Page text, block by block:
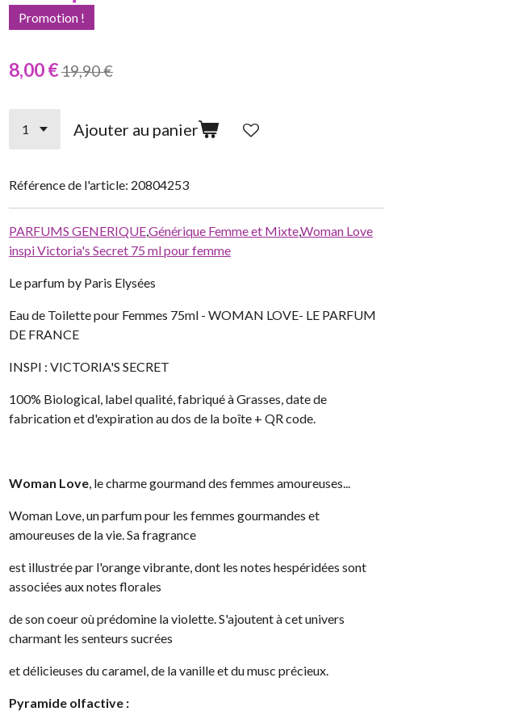
Promotion !
8,00 €19,90 €
Ajouter au panier
Référence de l'article: 20804253
PARFUMS GENERIQUEGénérique Femme et MixteWoman Love
inspi Victoria's Secret 75 ml pour femme
Le parfum by Paris Elysées
Eau de Toilette pour Femmes 75ml - WOMAN LOVE- LE PARFUM
DE FRANCE
INSPI : VICTORIA'S SECRET
100% Biological, label qualité, fabriqué à Grasses, date de
fabrication et d'expiration au dos de la boîte + QR code.
Woman Love , le charme gourmand des femmes amoureuses...
Woman Love, un parfum pour les femmes gourmandes et
amoureuses de la vie. Sa fragrance
est illustrée par l'orange vibrante, dont les notes hespéridées sont
associées aux notes florales
de son coeur où prédomine la violette. S'ajoutent à cet univers
charmant les senteurs sucrées
et délicieuses du caramel, de la vanille et du musc précieux.
Pyramide olfactive :